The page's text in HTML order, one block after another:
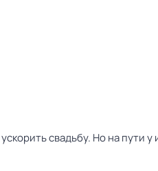
свадьбу. Но на пути у